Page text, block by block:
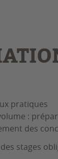
pratiques
:
des
stages